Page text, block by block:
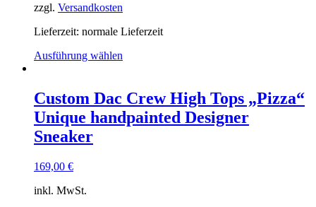
zzgl. Versandkosten
Lieferzeit: normale Lieferzeit
Ausführung wählen
Custom Dac Crew High Tops „Pizza“
Unique handpainted Designer
Sneaker
169,00 €
inkl. MwSt.